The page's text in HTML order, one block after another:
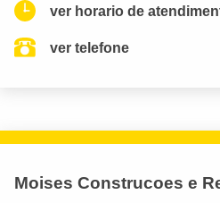
ver horario de
ver telefone
Moises Construcoes e